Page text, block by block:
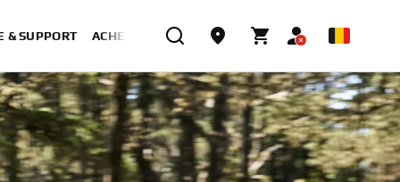
& SUPPORT ACHETER MAINTENANT